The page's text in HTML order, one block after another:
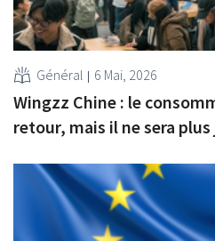
Général 6 Mai, 2026
Wingzz Chine : le
retour, mais il ne sera